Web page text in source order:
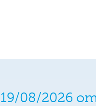
19/08/2026